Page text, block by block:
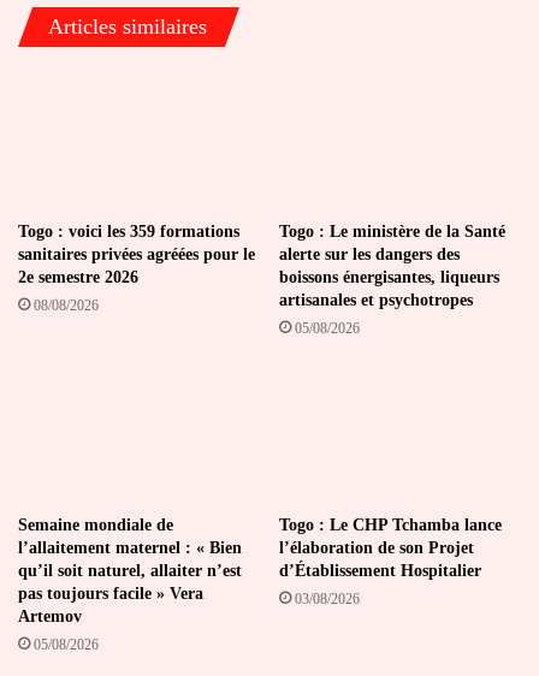
Articles similaires
Togo : voici les 359 formations
sanitaires privées agréées pour le
2e semestre 2026
08/08/2026
Togo : Le ministère de la Santé
alerte sur les dangers des
boissons énergisantes, liqueurs
artisanales et psychotropes
05/08/2026
Semaine mondiale de
l’allaitement maternel : « Bien
qu’il soit naturel, allaiter n’est
pas toujours facile » Vera
Artemov
05/08/2026
Togo : Le CHP Tchamba lance
l’élaboration de son Projet
d’Établissement Hospitalier
03/08/2026